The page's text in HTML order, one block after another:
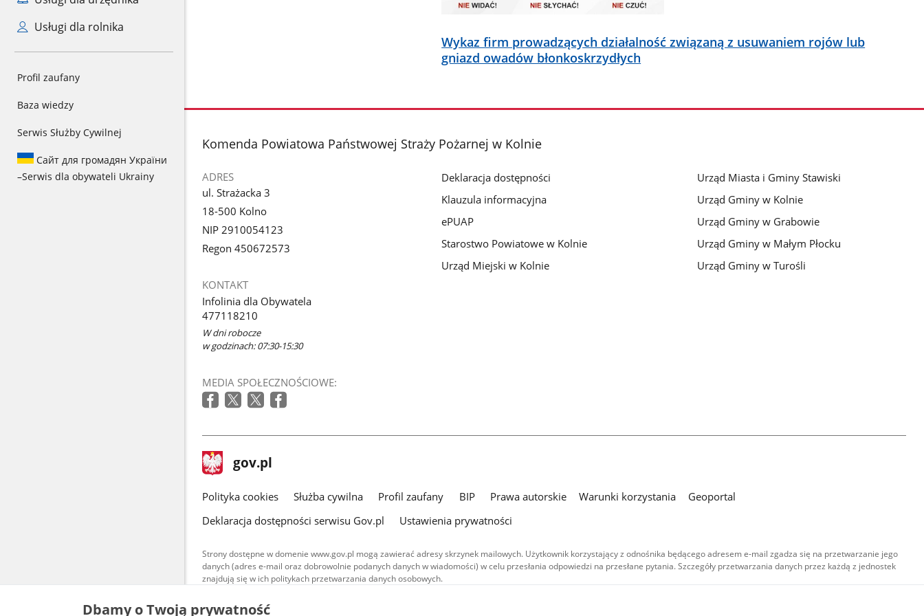
Usługi dla rolnika
Profil zaufany
Baza wiedzy
Serwis Służby Cywilnej
Сайт для громадян України
–Serwis dla obywateli Ukrainy
Wykaz firm prowadzących działalność związaną z usuwaniem rojów lub
gniazd owadów błonkoskrzydłych
stopka
Komenda Powiatowa Państwowej Straży Pożarnej w Kolnie
ADRES
ul. Strażacka 3
18-500 Kolno
NIP 2910054123
Regon 450672573
KONTAKT
Infolinia dla Obywatela
477118210
W dni robocze
w godzinach: 07:30-15:30
MEDIA SPOŁECZNOŚCIOWE:
Deklaracja dostępności
Klauzula informacyjna
ePUAP
Starostwo Powiatowe w Kolnie
Urząd Miejski w Kolnie
Urząd Miasta i Gminy Stawiski
Urząd Gminy w Kolnie
Urząd Gminy w Grabowie
Urząd Gminy w Małym Płocku
Urząd Gminy w Turośli
stopka
gov.pl Strona
gov.pl
gov.pl
Polityka cookies Służba cywilna Profil zaufany BIP Prawa autorskie Warunki korzystania
Geoportal
Deklaracja dostępności serwisu Gov.pl
Ustawienia prywatności
Strony dostępne w domenie www.gov.pl mogą zawierać adresy skrzynek mailowych. Użytkownik korzystający z odnośnika będącego adresem e-mail zgadza się na przetwarzanie jego
danych (adres e-mail oraz dobrowolnie podanych danych w wiadomości) w celu przesłania odpowiedzi na przesłane pytania. Szczegóły przetwarzania danych przez każdą z jednostek
znajdują się w ich politykach przetwarzania danych osobowych.
Treści tekstowe publikowane w serwisie (z wyłączeniem treści audiowizualnych), są
Dbamy o Twoją prywatność